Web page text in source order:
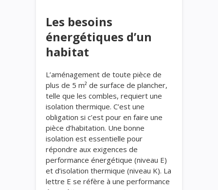
Les besoins
énergétiques d’un
habitat
L’aménagement de toute pièce de
plus de 5 m² de surface de plancher,
telle que les combles, requiert une
isolation thermique. C’est une
obligation si c’est pour en faire une
pièce d’habitation. Une bonne
isolation est essentielle pour
répondre aux exigences de
performance énergétique (niveau E)
et d’isolation thermique (niveau K). La
lettre E se réfère à une performance